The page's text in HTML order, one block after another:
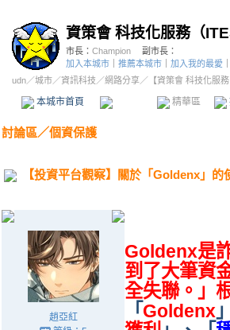
資策會 科技化服務（
市長： Champion
副市長：
加入本城市
推薦本城市 加入我的最愛
udn／城市／資訊科技 ／網路分享／ 【資策會 科技化服
本城市首頁 精華區
討論區／個資保護
【投資平台觀察】關於「Goldenx」
趙亞紅
Goldenx是
到了大筆資
全失聯。」
「 Goldenx